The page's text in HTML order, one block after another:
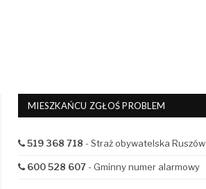
MIESZKAŃCU ZGŁOŚ PROBLEM
519 368 718 - Straż obywatelska Ruszów
600 528 607- Gminny numer alarmowy